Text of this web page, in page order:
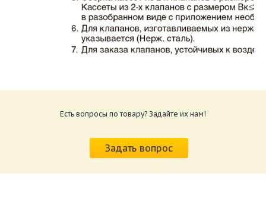
ВИНГС-М КЛОП-2.pdf
приводов КЛОП-2.pdf
Размер: 259.6 Кб
Есть вопросы по товару? Задайте их нам!
Задать вопрос